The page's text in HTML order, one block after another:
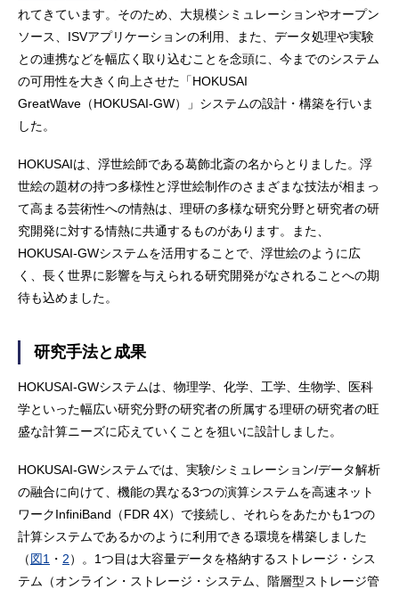
れてきています。そのため、大規模シミュレーションやオープン
ソース、ISVアプリケーションの利用、また、データ処理や実験
との連携などを幅広く取り込むことを念頭に、今までのシステム
の可用性を大きく向上させた「HOKUSAI
GreatWave（HOKUSAI-GW）」システムの設計・構築を行いま
した。
HOKUSAIは、浮世絵師である葛飾北斎の名からとりました。浮
世絵の題材の持つ多様性と浮世絵制作のさまざまな技法が相まっ
て高まる芸術性への情熱は、理研の多様な研究分野と研究者の研
究開発に対する情熱に共通するものがあります。また、
HOKUSAI-GWシステムを活用することで、浮世絵のように広
く、長く世界に影響を与えられる研究開発がなされることへの期
待も込めました。
研究手法と成果
HOKUSAI-GWシステムは、物理学、化学、工学、生物学、医科
学といった幅広い研究分野の研究者の所属する理研の研究者の旺
盛な計算ニーズに応えていくことを狙いに設計しました。
HOKUSAI-GWシステムでは、実験/シミュレーション/データ解析
の融合に向けて、機能の異なる3つの演算システムを高速ネット
ワークInfiniBand（FDR 4X）で接続し、それらをあたかも1つの
計算システムであるかのように利用できる環境を構築しました
（図1 ・ 2）。1つ目は大容量データを格納するストレージ・シス
テム（オンライン・ストレージ・システム、階層型ストレージ管